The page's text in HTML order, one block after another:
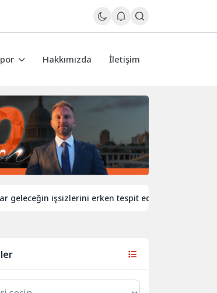
Hakkımızda İletişim
işsizlerini erken tespit edecek